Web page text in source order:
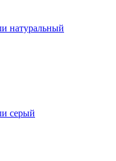
натуральный
серый